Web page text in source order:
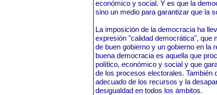
económico y social. Y es que la
sino un medio para garantizar que la
La imposición de la democracia ha
expresión "calidad democrática", que
de buen gobierno y un gobierno en la
buena democracia es aquella que
político, económico y social y que
de los procesos electorales. También
adecuado de los recursos y la
desigualdad en todos los ámbitos.